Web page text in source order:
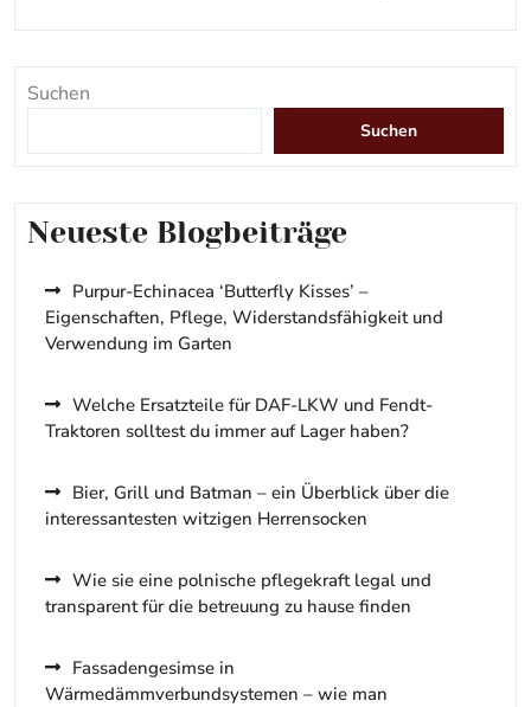
Suchen
Suchen
Neueste Blogbeiträge
Purpur-Echinacea ‘Butterfly Kisses’ –
Eigenschaften, Pflege, Widerstandsfähigkeit und
Verwendung im Garten
Welche Ersatzteile für DAF-LKW und Fendt-
Traktoren solltest du immer auf Lager haben?
Bier, Grill und Batman – ein Überblick über die
interessantesten witzigen Herrensocken
Wie sie eine polnische pflegekraft legal und
transparent für die betreuung zu hause finden
Fassadengesimse in
Wärmedämmverbundsystemen – wie man